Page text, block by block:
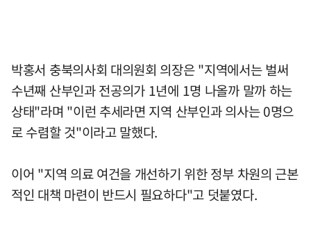
박홍서 충북의사회 대의원회 의장은 "지역에서는 벌써
수년째 산부인과 전공의가 1년에 1명 나올까 말까 하는
상태"라며 "이런 추세라면 지역 산부인과 의사는 0명으
로 수렴할 것"이라고 말했다.
이어 "지역 의료 여건을 개선하기 위한 정부 차원의 근본
적인 대책 마련이 반드시 필요하다"고 덧붙였다.